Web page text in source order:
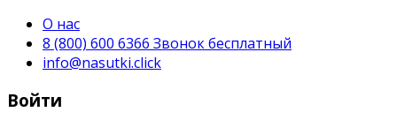
О нас
8 (800) 600 6366 Звонок бесплатный
info@nasutki.click
Войти